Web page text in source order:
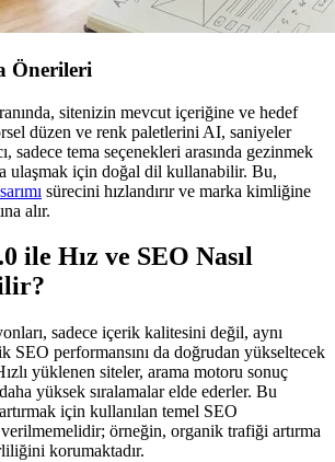
Önerileri
sitenizin mevcut içeriğine ve hedef
düzen ve renk paletlerini AI, saniyeler
sadece tema seçenekleri arasında gezinmek
ulaşmak için doğal dil kullanabilir. Bu,
sürecini hızlandırır ve marka kimliğine
alır.
ile Hız ve SEO Nasıl
sadece içerik kalitesini değil, aynı
SEO performansını da doğrudan yükseltecek
yüklenen siteler, arama motoru sonuç
yüksek sıralamalar elde ederler. Bu
için kullanılan temel SEO
örneğin, organik trafiği artırma
korumaktadır.